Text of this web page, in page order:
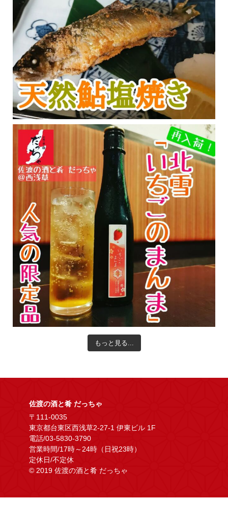
もっと見る...
佐渡の酒と肴 だっちゃ
〒111-0035
東京都台東区西浅草2-27-1 伊東ビル 1F
電話/03-5830-3790
営業時間/17時～24時（日祝23時）
定休日/不定休
© 2019 佐渡の酒と肴 だっちゃ